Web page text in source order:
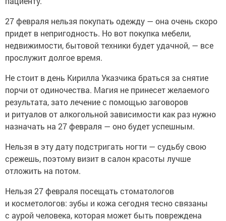
27 февраля нельзя покупать одежду — она очень скоро
придет в непригодность. Но вот покупка мебели,
недвижимости, бытовой техники будет удачной, — все
прослужит долгое время.
Не стоит в день Кирилла Указчика браться за снятие
порчи от одиночества. Магия не принесет желаемого
результата, зато лечение с помощью заговоров
и ритуалов от алкогольной зависимости как раз нужно
назначать на 27 февраля — оно будет успешным.
Нельзя в эту дату подстригать ногти — судьбу свою
срежешь, поэтому визит в салон красоты лучше
отложить на потом.
Нельзя 27 февраля посещать стоматологов
и косметологов: зубы и кожа сегодня тесно связаны
с аурой человека, которая может быть повреждена